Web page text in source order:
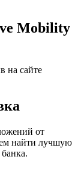
Mobility
на сайте
от
найти лучшую